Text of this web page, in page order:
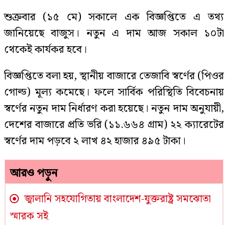
শুক্রবার (১৫ মে) সকালে এক বিজ্ঞপ্তিতে এ তথ্য
জানিয়েছে বাজুস। নতুন এ দাম আজ সকাল ১০টা
থেকেই কার্যকর হবে।
বিজ্ঞপ্তিতে বলা হয়, স্থানীয় বাজারে তেজাবি স্বর্ণের (পিওর
গোল্ড) মূল্য কমেছে। ফলে সার্বিক পরিস্থিতি বিবেচনায়
স্বর্ণের নতুন দাম নির্ধারণ করা হয়েছে। নতুন দাম অনুযায়ী,
দেশের বাজারে প্রতি ভরি (১১.৬৬৪ গ্রাম) ২২ ক্যারেটের
স্বর্ণের দাম পড়বে ২ লাখ ৪২ হাজার ৪৯৫ টাকা।
আরও পড়ুন
জ্বালানি সহযোগিতায় বাংলাদেশ-যুক্তরাষ্ট্র সমঝোতা
স্মারক সই